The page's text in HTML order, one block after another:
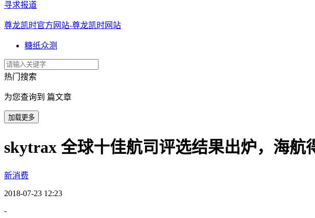
寻求报道
尊龙凯时官方网站-尊龙凯时网站
糖纸众测
热门搜索
为您查询到 篇文章
加载更多
skytrax 全球十佳航司评选结果出炉，海航
新消费
2018-07-23 12:23
-